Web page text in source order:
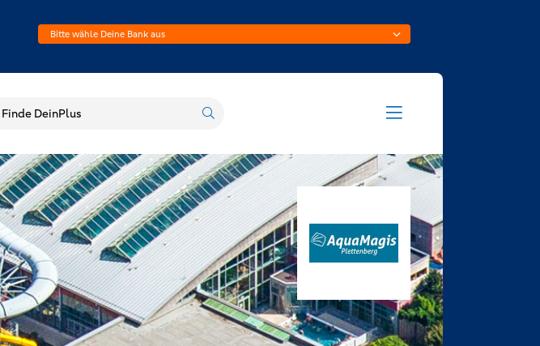
Bitte wähle Deine Bank aus